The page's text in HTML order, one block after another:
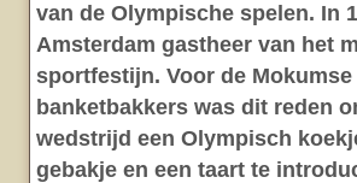
van de Olympische spelen. In
Amsterdam gastheer van het
sportfestijn. Voor de Mokumse
banketbakkers was dit reden
wedstrijd een Olympisch
gebakje en een taart te